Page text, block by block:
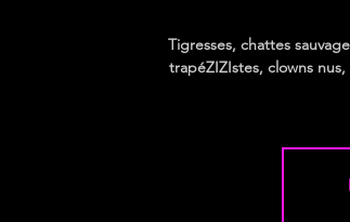
Tigresses, chattes
trapéZIZIstes, clowns